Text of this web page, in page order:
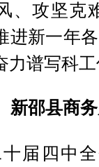
、攻坚克
进新一年
力谱写科
新邵县商
届四中